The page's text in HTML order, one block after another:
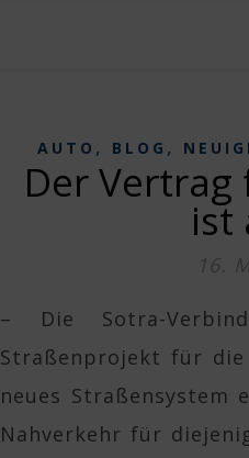
AUTO , BLOG ,
Der
ist
16.
– Die Sotra-
Straßenprojekt für die
neues Straßensystem
Nahverkehr für